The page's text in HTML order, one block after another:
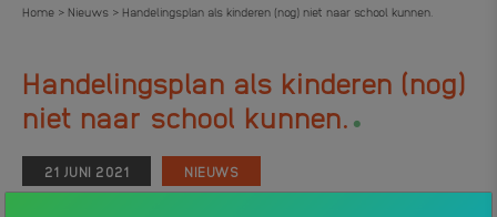
Home > Nieuws > Handelingsplan als kinderen (nog) niet naar school kunnen.
Handelingsplan als kinderen (nog)
niet naar school kunnen..
21 JUNI 2021 NIEUWS